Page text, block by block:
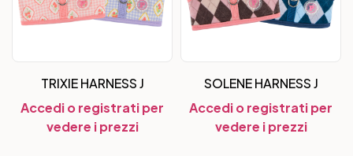
TRIXIE HARNESS J
Accedi o registrati per
vedere i prezzi
SOLENE HARNESS J
Accedi o registrati per
vedere i prezzi